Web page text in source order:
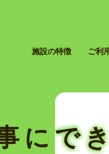
施設の特徴 ご利
にで